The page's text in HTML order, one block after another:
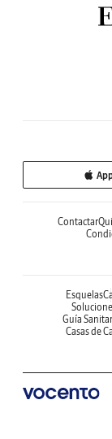
Contactar
Esquelas
Guía
Casas de